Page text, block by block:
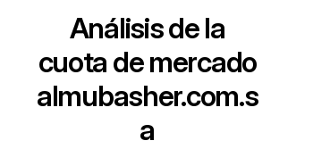
Análisis de la
cuota de mercado
almubasher.com.s
a